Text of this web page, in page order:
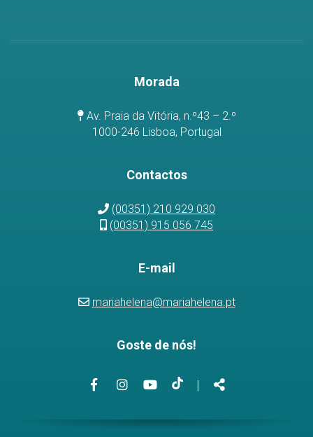
Morada
Av. Praia da Vitória, n.º43 – 2.º
1000-246 Lisboa, Portugal
Contactos
(00351) 210 929 030
(00351) 915 056 745
E-mail
mariahelena@mariahelena.pt
Goste de nós!
Link
Link
Link
Link
|